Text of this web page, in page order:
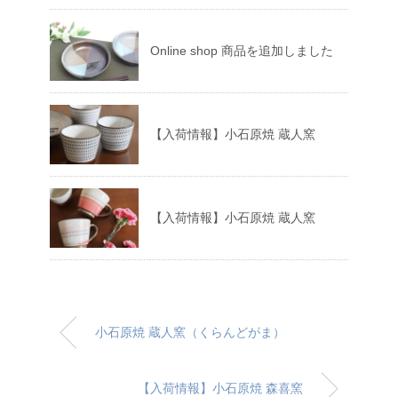
Online shop 商品を追加しました
【入荷情報】小石原焼 蔵人窯
【入荷情報】小石原焼 蔵人窯
小石原焼 蔵人窯（くらんどがま）
【入荷情報】小石原焼 森喜窯